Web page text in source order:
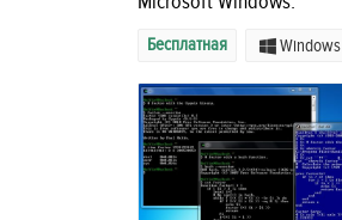
Бесплатная Windows